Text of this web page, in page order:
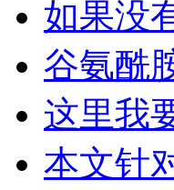
如果没
谷氨酰
这里我
本文针